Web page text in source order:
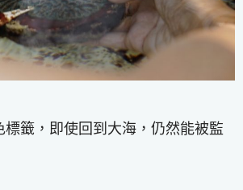
籤，即使回到大海，仍然能被監